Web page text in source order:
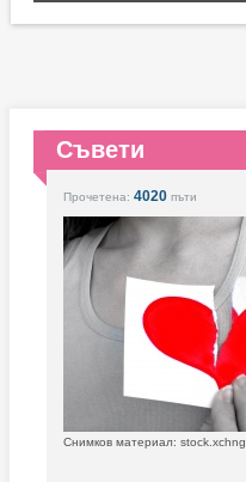
Съвети
Прочетена: 4020 пъти
Снимков материал: stock.xchng